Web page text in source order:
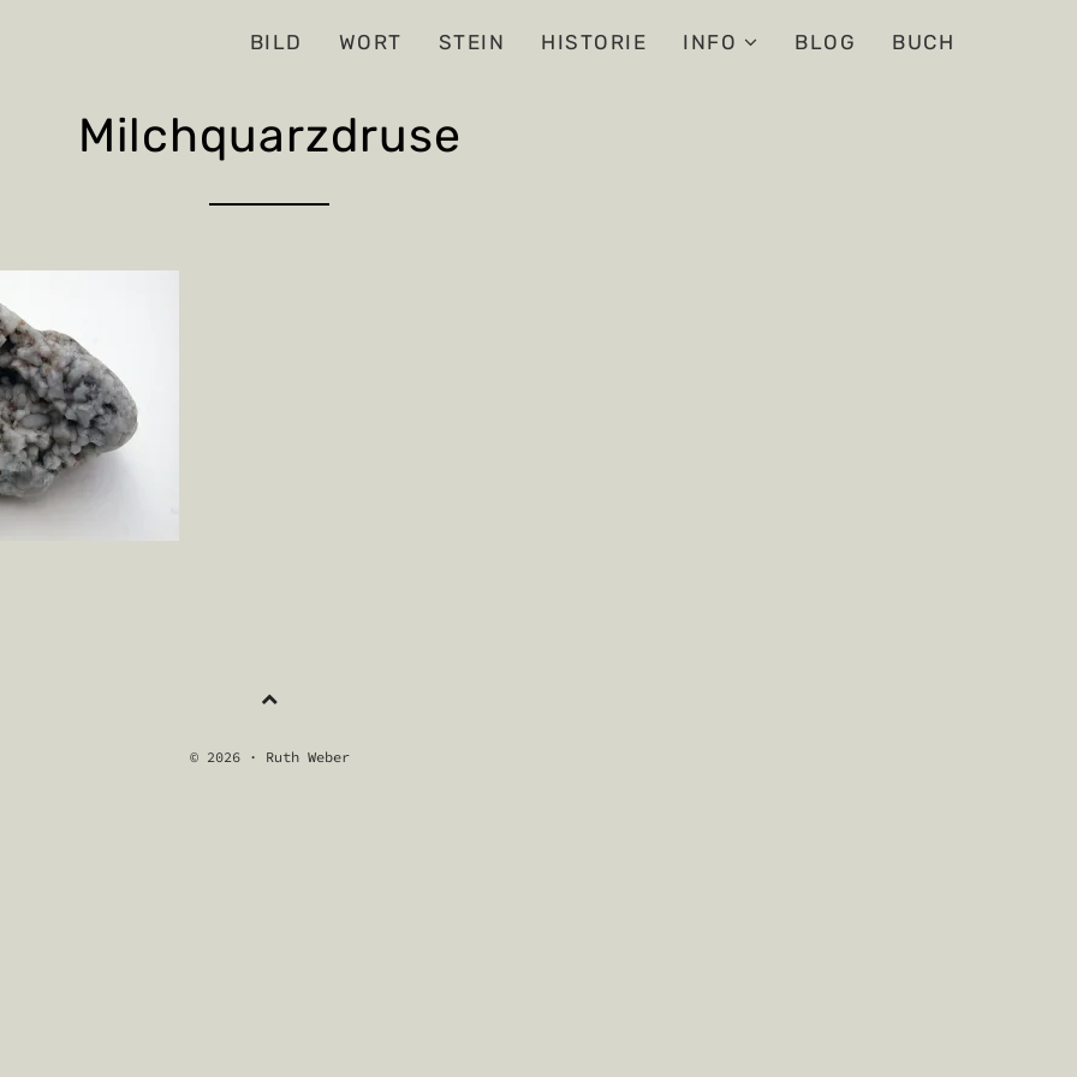
BILD WORT STEIN HISTORIE INFO BLOG BUCH
Milchquarzdruse
© 2026 · Ruth Weber